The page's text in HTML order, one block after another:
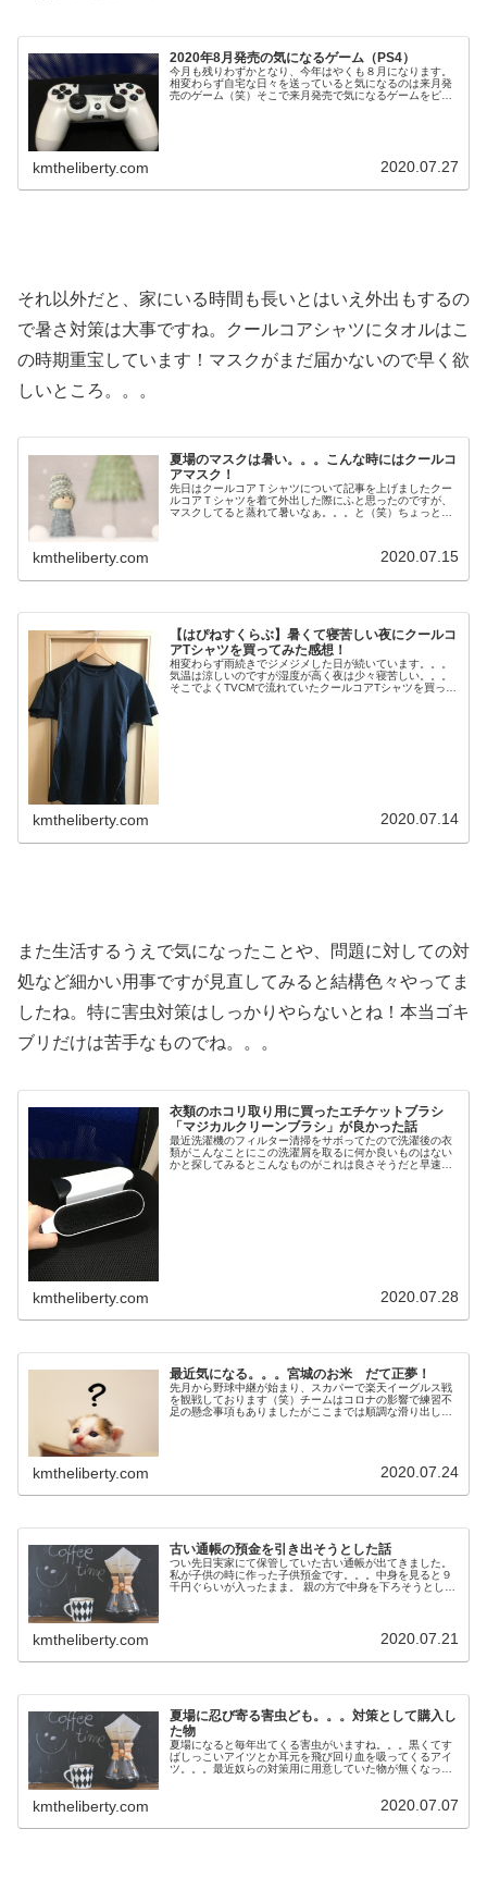
2020年8月発売の気になるゲーム（PS4）
今月も残りわずかとなり、今年はやくも８月になります。
相変わらず自宅な日々を送っていると気になるのは来月発
売のゲーム（笑）そこで来月発売で気になるゲームをピッ
kmtheliberty.com 2020.07.27
それ以外だと、家にいる時間も長いとはいえ外出もするの
で暑さ対策は大事ですね。クールコアシャツにタオルはこ
の時期重宝しています！マスクがまだ届かないので早く欲
しいところ。。。
夏場のマスクは暑い。。。こんな時にはクールコ
アマスク！
先日はクールコアＴシャツについて記事を上げましたクー
ルコアＴシャツを着て外出した際にふと思ったのですが、
マスクしてると蒸れて暑いなぁ。。。と（笑）ちょっと歩
kmtheliberty.com 2020.07.15
【はぴねすくらぶ】暑くて寝苦しい夜にクールコ
アTシャツを買ってみた感想！
相変わらず雨続きでジメジメした日が続いています。。。
気温は涼しいのですが湿度が高く夜は少々寝苦しい。。。
そこでよくTVCMで流れていたクールコアTシャツを買って
kmtheliberty.com 2020.07.14
また生活するうえで気になったことや、問題に対しての対
処など細かい用事ですが見直してみると結構色々やってま
したね。特に害虫対策はしっかりやらないとね！本当ゴキ
ブリだけは苦手なものでね。。。
衣類のホコリ取り用に買ったエチケットブラシ
「マジカルクリーンブラシ」が良かった話
最近洗濯機のフィルター清掃をサボってたので洗濯後の衣
類がこんなことにこの洗濯屑を取るに何か良いものはない
かと探してみるとこんなものがこれは良さそうだと早速購
kmtheliberty.com 2020.07.28
最近気になる。。。宮城のお米 だて正夢！
先月から野球中継が始まり、スカパーで楽天イーグルス戦
を観戦しております（笑）チームはコロナの影響で練習不
足の懸念事項もありましたがここまでは順調な滑り出しか
kmtheliberty.com 2020.07.24
古い通帳の預金を引き出そうとした話
つい先日実家にて保管していた古い通帳が出てきました。
私が子供の時に作った子供預金です。。。中身を見ると９
千円ぐらいが入ったまま。 親の方で中身を下ろそうとした
kmtheliberty.com 2020.07.21
夏場に忍び寄る害虫ども。。。対策として購入し
た物
夏場になると毎年出てくる害虫がいますね。。。黒くてす
ばしっこいアイツとか耳元を飛び回り血を吸ってくるアイ
ツ。。。最近奴らの対策用に用意していた物が無くなって
kmtheliberty.com 2020.07.07